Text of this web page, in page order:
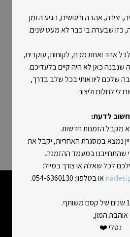
ישירות במייל.
עשייה, יצירה, אהבה וריגושים, הגיע הזמן
כזו שבערה בי כבר לא מעט שנים.
לכל אחד ואחת מכם, לקוחות, עוקבים,
כאן לא היה קיים בלעדיכם.
שלכם ליוו אותי בכל שלב בדרך,
לי לחלום וליצור.
חשוב לדעת:
מקבל הזמנות חדשות.
נמצא במסגרת האחריות, יקבל את
שהתחייבנו במעמד ההזמנה.
לכל שאלה או צורך במייל:
או בטלפון: 054-6360130.
אוהבת המון,
נטלי ❤️